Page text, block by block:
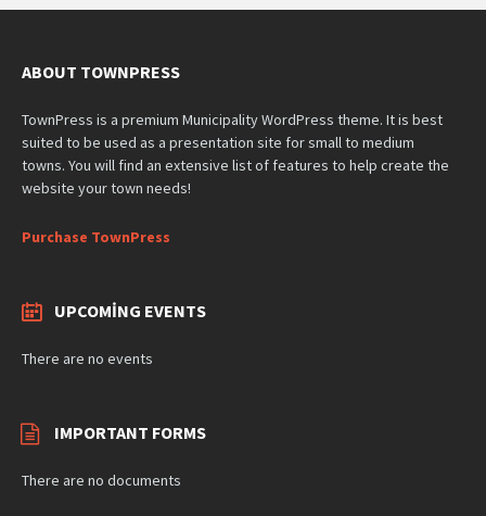
ABOUT TOWNPRESS
TownPress is a premium Municipality WordPress theme. It is best
suited to be used as a presentation site for small to medium
towns. You will find an extensive list of features to help create the
website your town needs!
Purchase TownPress
UPCOMING EVENTS
There are no events
IMPORTANT FORMS
There are no documents